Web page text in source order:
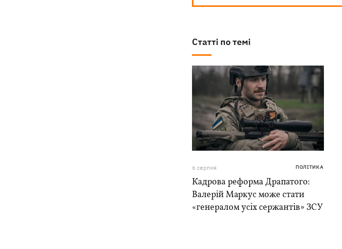
Статті по темі
6 серпня ПОЛІТИКА
Кадрова реформа Драпатого:
Валерій Маркус може стати
«генералом усіх сержантів» ЗСУ